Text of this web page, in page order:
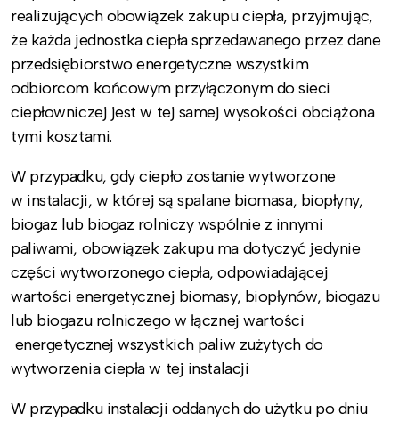
realizujących obowiązek zakupu ciepła, przyjmując,
że każda jednostka ciepła sprzedawanego przez dane
przedsiębiorstwo energetyczne wszystkim
odbiorcom końcowym przyłączonym do sieci
ciepłowniczej jest w tej samej wysokości obciążona
tymi kosztami.
W przypadku, gdy ciepło zostanie wytworzone
w instalacji, w której są spalane biomasa, biopłyny,
biogaz lub biogaz rolniczy wspólnie z innymi
paliwami, obowiązek zakupu ma dotyczyć jedynie
części wytworzonego ciepła, odpowiadającej
wartości energetycznej biomasy, biopłynów, biogazu
lub biogazu rolniczego w łącznej wartości
energetycznej wszystkich paliw zużytych do
wytworzenia ciepła w tej instalacji
W przypadku instalacji oddanych do użytku po dniu